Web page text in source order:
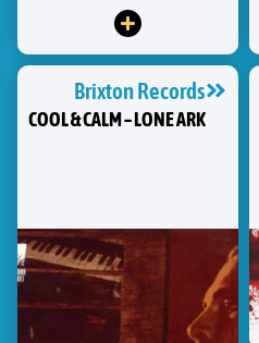
Brixton Records
COOL & CALM – LONE ARK